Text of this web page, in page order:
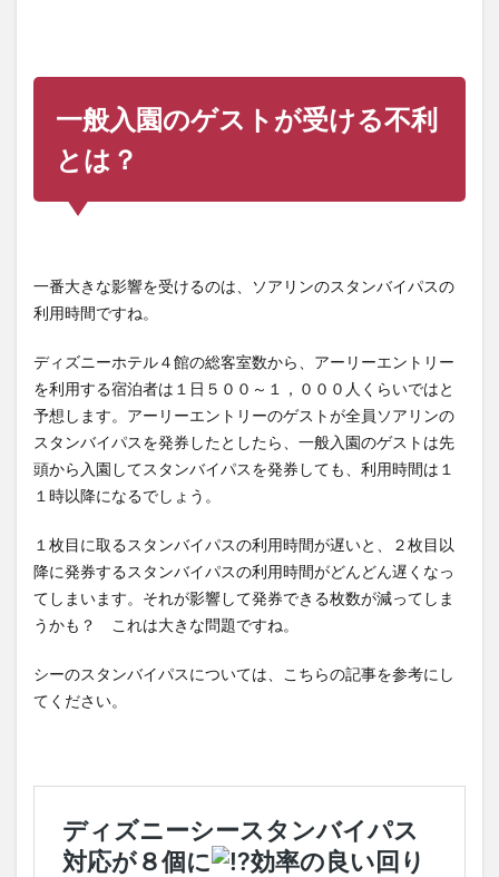
一般入園のゲストが受ける不利
とは？
一番大きな影響を受けるのは、ソアリンのスタンバイパスの
利用時間ですね。
ディズニーホテル４館の総客室数から、アーリーエントリー
を利用する宿泊者は１日５００～１，０００人くらいではと
予想します。アーリーエントリーのゲストが全員ソアリンの
スタンバイパスを発券したとしたら、一般入園のゲストは先
頭から入園してスタンバイパスを発券しても、利用時間は１
１時以降になるでしょう。
１枚目に取るスタンバイパスの利用時間が遅いと、２枚目以
降に発券するスタンバイパスの利用時間がどんどん遅くなっ
てしまいます。それが影響して発券できる枚数が減ってしま
うかも？ これは大きな問題ですね。
シーのスタンバイパスについては、こちらの記事を参考にし
てください。